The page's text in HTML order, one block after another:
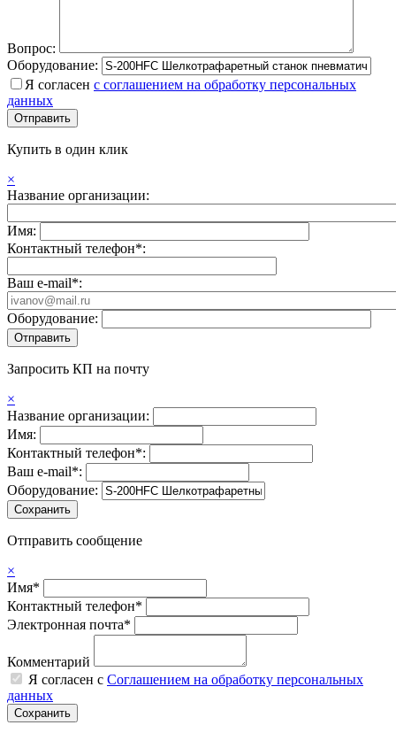
Вопрос:
Оборудование:
Я согласен с соглашением на обработку персональных
данных
Купить в один клик
×
Название организации:
Имя:
Контактный телефон*:
Ваш e-mail*:
Оборудование:
Запросить КП на почту
×
Название организации:
Имя:
Контактный телефон*:
Ваш e-mail*:
Оборудование:
Отправить сообщение
×
Имя*
Контактный телефон*
Электронная почта*
Комментарий
Я согласен с Соглашением на обработку персональных
данных